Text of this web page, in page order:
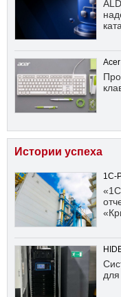
Acer
Истории успеха
1С-
для